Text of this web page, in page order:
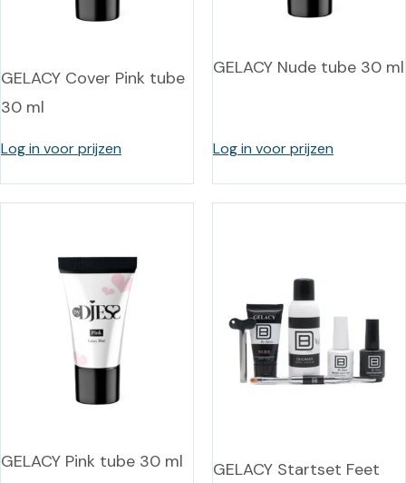
GELACY Cover Pink tube
30 ml
Log in voor prijzen
GELACY Nude tube 30 ml
Log in voor prijzen
GELACY Pink tube 30 ml GELACY Startset Feet